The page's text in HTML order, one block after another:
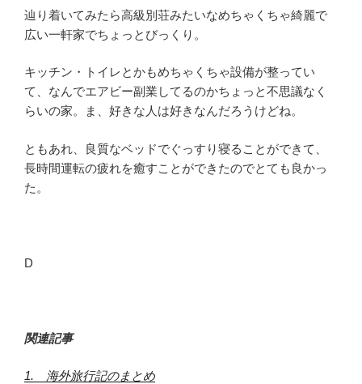
辿り着いてみたら高級別荘みたいなめちゃくちゃ綺麗で
広い一軒家でちょっとびっくり。
キッチン・トイレとかもめちゃくちゃ設備が整ってい
て、なんでエアビー副業してるのかちょっと不思議なく
らいの家。ま、好きな人は好きなんだろうけどね。
ともあれ、良質なベッドでぐっすり寝ることができて、
長時間運転の疲れを癒すことができたのでとても良かっ
た。
D
関連記事
1. 海外旅行記のまとめ